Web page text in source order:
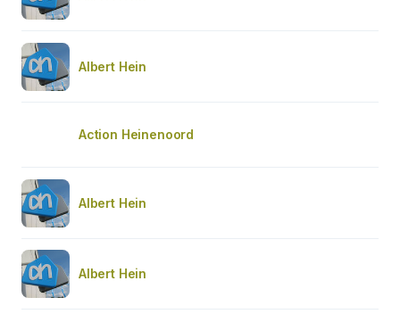
Albert Hein
Action Heinenoord
Albert Hein
Albert Hein